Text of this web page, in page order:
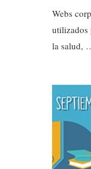
Webs
utilizados
la salud,